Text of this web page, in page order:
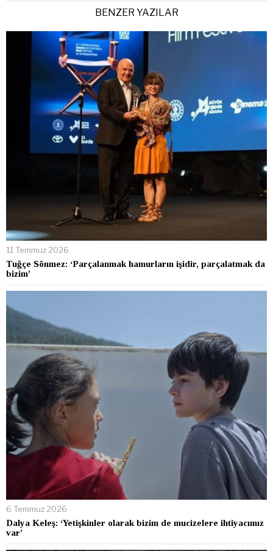
BENZER YAZILAR
11 Temmuz 2026
Tuğçe Sönmez: ‘Parçalanmak hamurların işidir, parçalatmak da
bizim’
6 Temmuz 2026
Dalya Keleş: ‘Yetişkinler olarak bizim de mucizelere ihtiyacımız
var’